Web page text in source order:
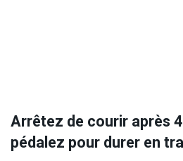
Arrêtez de courir après
pédalez pour durer en